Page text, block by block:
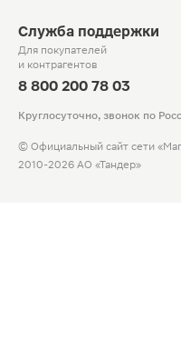
Служба поддержки
Для покупателей
и контрагентов
8 800 200 78 03
Круглосуточно, звонок по
© Официальный сайт сети
2010-2026 АО «Тандер»